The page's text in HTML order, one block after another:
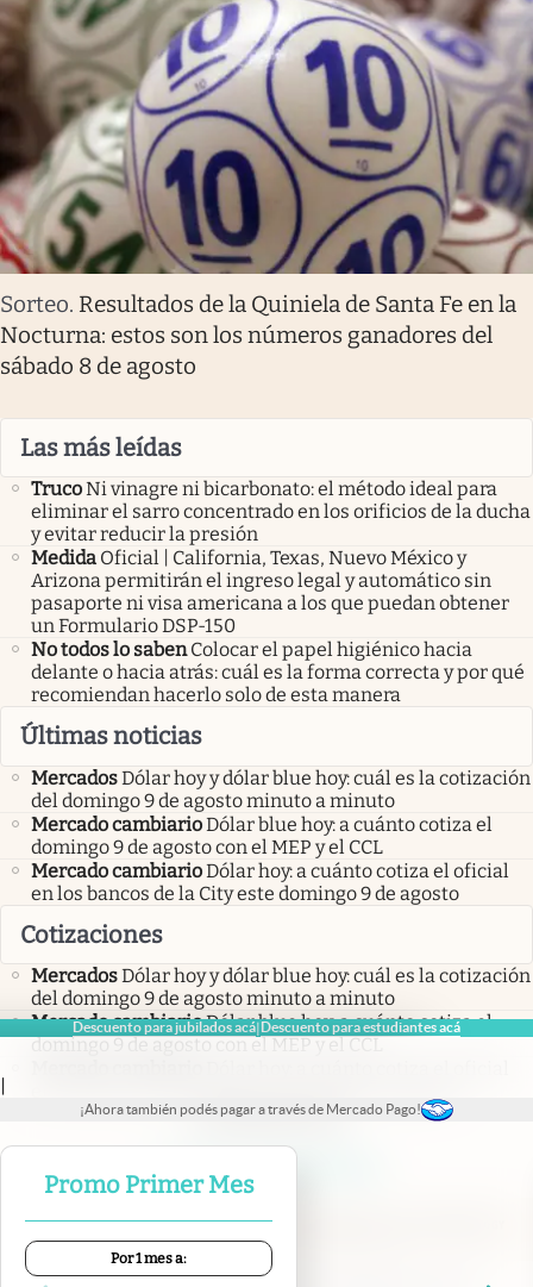
Descuento para jubilados acá|Descuento para estudiantes acá
|
¡Ahora también podés pagar a través de Mercado Pago!
Promo Primer Mes
Por 1 mes a:
Sorteo. Resultados de la Quiniela de Santa Fe en la
Nocturna: estos son los números ganadores del
sábado 8 de agosto
Las más leídas
TrucoNi vinagre ni bicarbonato: el método ideal para
eliminar el sarro concentrado en los orificios de la ducha
y evitar reducir la presión
Medida Oficial | California, Texas, Nuevo México y
Arizona permitirán el ingreso legal y automático sin
pasaporte ni visa americana a los que puedan obtener
un Formulario DSP-150
No todos lo saben Colocar el papel higiénico hacia
delante o hacia atrás: cuál es la forma correcta y por qué
recomiendan hacerlo solo de esta manera
Últimas noticias
MercadosDólar hoy y dólar blue hoy: cuál es la cotización
del domingo 9 de agosto minuto a minuto
Mercado cambiarioDólar blue hoy: a cuánto cotiza el
domingo 9 de agosto con el MEP y el CCL
Mercado cambiarioDólar hoy: a cuánto cotiza el oficial
en los bancos de la City este domingo 9 de agosto
Cotizaciones
MercadosDólar hoy y dólar blue hoy: cuál es la cotización
del domingo 9 de agosto minuto a minuto
Mercado cambiarioDólar blue hoy: a cuánto cotiza el
domingo 9 de agosto con el MEP y el CCL
abre en nueva pestaña
abre en nueva pestaña
abre en nueva pestaña
abre en nueva pestaña
abre en nueva pestaña